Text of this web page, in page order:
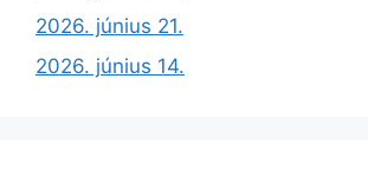
2026. június 21.
2026. június 14.